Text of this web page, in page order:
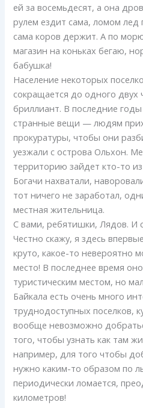
ей за восемьдесят, а она
рулем ездит сама, ломом лед
сама коров держит. А по
магазин на коньках бегаю,
бабушка!
Население некоторых
сокращается до одного
бриллиант. В последние
странные вещи — людям
прокуратуры, чтобы они
уезжали с острова Ольхон.
территорию зайдет кто-то
Богачи нахватали,
тот ничего не заработал,
местная жительница.
С вами, ребятишки, Лядов. И
Честно скажу, я здесь
круто, какое-то невероятно
место! В последнее время
туристическим местом, но
Байкала есть очень много
труднодоступных поселков,
вообще невозможно
того, чтобы узнать как там
например, для того чтобы
нужно каким-то образом по
периодически ломается,
километров!